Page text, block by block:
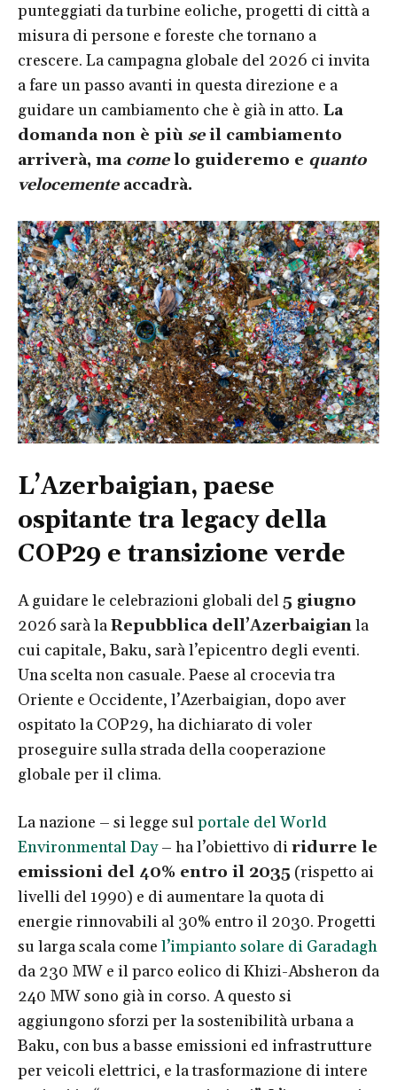
punteggiati da turbine eoliche, progetti di città a
misura di persone e foreste che tornano a
crescere. La campagna globale del 2026 ci invita
a fare un passo avanti in questa direzione e a
guidare un cambiamento che è già in atto. La
domanda non è più seil cambiamento
arriverà, ma comelo guideremo e quanto
velocementeaccadrà.
L’Azerbaigian, paese
ospitante tra legacy della
COP29 e transizione verde
A guidare le celebrazioni globali del5 giugno
2026 sarà laRepubblica dell’Azerbaigianla
cui capitale, Baku, sarà l’epicentro degli eventi.
Una scelta non casuale. Paese al crocevia tra
Oriente e Occidente, l’Azerbaigian, dopo aver
ospitato la COP29, ha dichiarato di voler
proseguire sulla strada della cooperazione
globale per il clima.
La nazione – si legge sulportale del World
Environmental Day – ha l’obiettivo diridurre le
emissioni del 40% entro il 2035 (rispetto ai
livelli del 1990) e di aumentare la quota di
energie rinnovabili al 30% entro il 2030. Progetti
su larga scala come l’impianto solare di Garadagh
da 230 MW e il parco eolico di Khizi-Absheron da
240 MW sono già in corso. A questo si
aggiungono sforzi per la sostenibilità urbana a
Baku, con bus a basse emissioni ed infrastrutture
per veicoli elettrici, e la trasformazione di intere